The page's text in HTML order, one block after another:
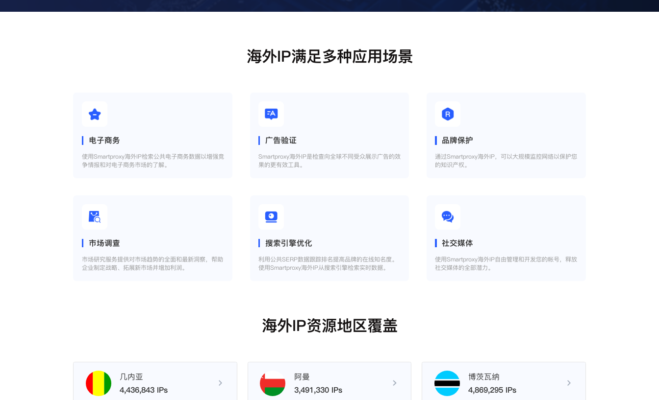
海外IP满足多种应用场景
电子商务
使用Smartproxy海外IP检索公共电子商务数据以增强竞
争情报和对电子商务市场的了解。
广告验证
Smartproxy海外IP是检查向全球不同受众展示广告的效
果的更有效工具。
品牌保护
通过Smartproxy海外IP，可以大规模监控网络以保护您
的知识产权。
市场调查
市场研究服务提供对市场趋势的全面和最新洞察，帮助
企业制定战略、拓展新市场并增加利润。
搜索引擎优化
利用公共SERP数据跟踪排名提高品牌的在线知名度。
使用Smartproxy海外IP从搜索引擎检索实时数据。
社交媒体
使用Smartproxy海外IP自由管理和开发您的帐号，释放
社交媒体的全部潜力。
海外IP资源地区覆盖
几内亚
4,436,843 IPs
阿曼
3,491,330 IPs
博茨瓦纳
4,869,295 IPs